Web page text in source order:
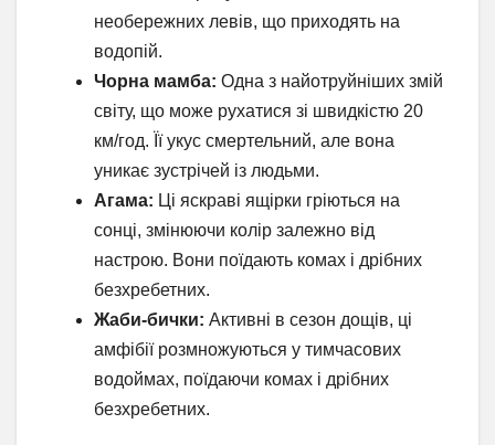
необережних левів, що приходять на
водопій.
Чорна мамба: Одна з найотруйніших змій
світу, що може рухатися зі швидкістю 20
км/год. Її укус смертельний, але вона
уникає зустрічей із людьми.
Агама: Ці яскраві ящірки гріються на
сонці, змінюючи колір залежно від
настрою. Вони поїдають комах і дрібних
безхребетних.
Жаби-бички: Активні в сезон дощів, ці
амфібії розмножуються у тимчасових
водоймах, поїдаючи комах і дрібних
безхребетних.